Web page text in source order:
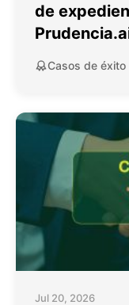
de
Casos de éxito
Jul 20, 2026